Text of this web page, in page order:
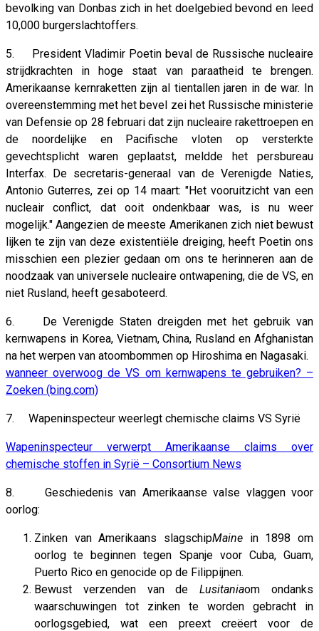
bevolking van Donbas zich in het doelgebied bevond en leed
10,000 burgerslachtoffers.
5. President Vladimir Poetin beval de Russische nucleaire
strijdkrachten in hoge staat van paraatheid te brengen.
Amerikaanse kernraketten zijn al tientallen jaren in de war. In
overeenstemming met het bevel zei het Russische ministerie
van Defensie op 28 februari dat zijn nucleaire rakettroepen en
de noordelijke en Pacifische vloten op versterkte
gevechtsplicht waren geplaatst, meldde het persbureau
Interfax. De secretaris-generaal van de Verenigde Naties,
Antonio Guterres, zei op 14 maart: "Het vooruitzicht van een
nucleair conflict, dat ooit ondenkbaar was, is nu weer
mogelijk." Aangezien de meeste Amerikanen zich niet bewust
lijken te zijn van deze existentiële dreiging, heeft Poetin ons
misschien een plezier gedaan om ons te herinneren aan de
noodzaak van universele nucleaire ontwapening, die de VS, en
niet Rusland, heeft gesaboteerd.
6. De Verenigde Staten dreigden met het gebruik van
kernwapens in Korea, Vietnam, China, Rusland en Afghanistan
na het werpen van atoombommen op Hiroshima en Nagasaki.
wanneer overwoog de VS om kernwapens te gebruiken? –
Zoeken (bing.com)
7. Wapeninspecteur weerlegt chemische claims VS Syrië
Wapeninspecteur verwerpt Amerikaanse claims over
chemische stoffen in Syrië – Consortium News
8. Geschiedenis van Amerikaanse valse vlaggen voor
oorlog:
Zinken van Amerikaans slagschipMaine in 1898 om
oorlog te beginnen tegen Spanje voor Cuba, Guam,
Puerto Rico en genocide op de Filippijnen.
Bewust verzenden van deLusitaniaom ondanks
waarschuwingen tot zinken te worden gebracht in
oorlogsgebied, wat een preext creëert voor de